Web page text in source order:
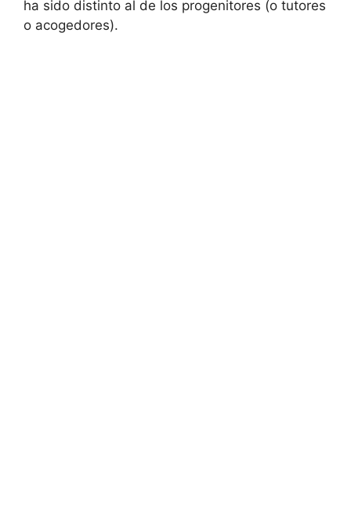
ha sido distinto al de los progenitores (o tutores
o acogedores).